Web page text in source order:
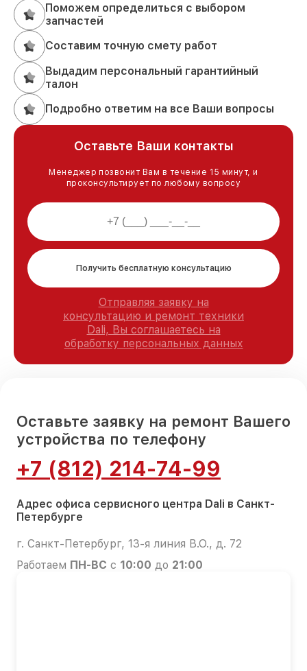
Поможем определиться с выбором
запчастей
Составим точную смету работ
Выдадим персональный гарантийный
талон
Подробно ответим на все Ваши вопросы
Оставьте Ваши контакты
Менеджер позвонит Вам в течение 15 минут, и
проконсультирует по любому вопросу
Получить бесплатную консультацию
Отправляя заявку на
консультацию и ремонт техники
Dali, Вы соглашаетесь на
обработку персональных данных
Оставьте заявку на ремонт Вашего
устройства по телефону
+7 (812) 214-74-99
Адрес офиса сервисного центра Dali в Санкт-
Петербурге
г. Санкт-Петербург, 13-я линия В.О., д. 72
Работаем ПН-ВС с 10:00 до 21:00